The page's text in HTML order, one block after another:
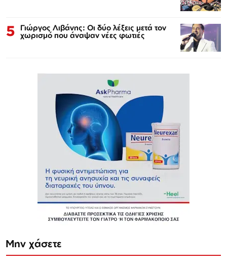
5 Γιώργος Λιβάνης: Οι δύο λέξεις μετά τον
χωρισμό που άναψαν νέες φωτιές
Μην χάσετε